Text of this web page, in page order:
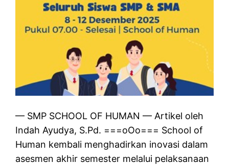
— SMP SCHOOL OF HUMAN — Artikel oleh
Indah Ayudya, S.Pd. ===oOo=== School of
Human kembali menghadirkan inovasi dalam
asesmen akhir semester melalui pelaksanaan